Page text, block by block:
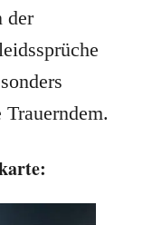
der